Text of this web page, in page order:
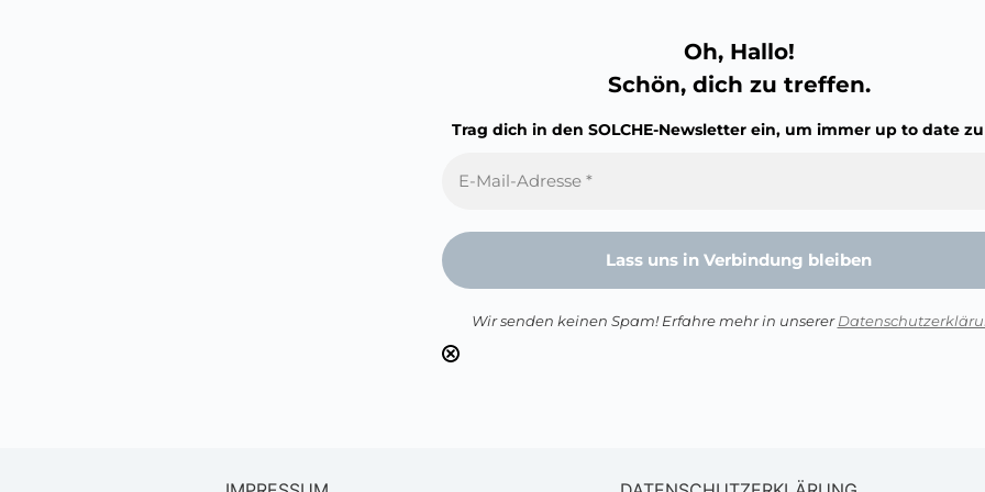
Oh, Hallo!
Schön, dich zu treffen.
Trag dich in den SOLCHE-Newsletter ein, um immer up to date
Wir senden keinen Spam! Erfahre mehr in unserer